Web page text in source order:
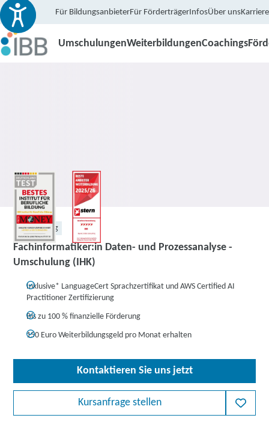
Für BildungsanbieterFür FörderträgerInfosÜber unsKarriere
UmschulungenWeiterbildungenCoachings
Umschulung
Fachinformatiker:in Daten- und Prozessanalyse -
Umschulung (IHK)
Inklusive* LanguageCert Sprachzertifikat und AWS Certified AI
Practitioner Zertifizierung
Bis zu 100 % finanzielle Förderung
150 Euro Weiterbildungsgeld pro Monat erhalten
Kontaktieren Sie uns jetzt
Kursanfrage stellen